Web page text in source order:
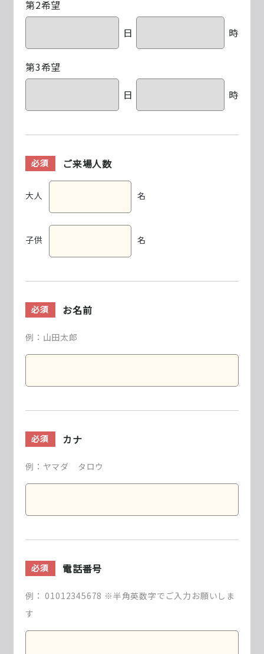
第2希望
日
時
第3希望
日
時
必須 ご来場人数
大人 名
子供 名
必須 お名前
例：山田太郎
必須 カナ
例：ヤマダ タロウ
必須 電話番号
例： 01012345678 ※半角英数字でご入力お願いしま
す